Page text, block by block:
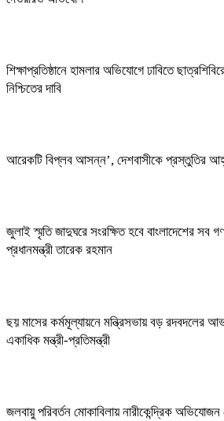
শিক্ষাপ্রতিষ্ঠানে হামলার অভিযোগে ঢাবিতে
নিশ্চিতের দাবি
আরেকটি বিপ্লব আসন্ন’, দেশবাসীকে প্রস্তুতির
জুলাই স্মৃতি জাদুঘরে সংরক্ষিত হবে বাংলাদেশের সব
প্রধানমন্ত্রী তারেক রহমান
ছয় মাসের কর্মমূল্যায়নে মন্ত্রিসভায় বড় রদবদলের
একাধিক মন্ত্রী-প্রতিমন্ত্রী
জলবায়ু পরিবর্তন মোকাবিলায় নারীকেন্দ্রিক